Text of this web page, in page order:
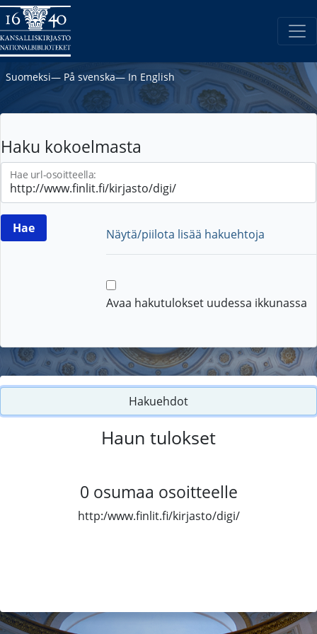
Suomeksi― På svenska― In English
Haku kokoelmasta
Hae url-osoitteella:
Näytä/piilota lisää hakuehtoja
Avaa hakutulokset uudessa ikkunassa
Hakuehdot
Haun tulokset
0 osumaa osoitteelle
http:/www.finlit.fi/kirjasto/digi/